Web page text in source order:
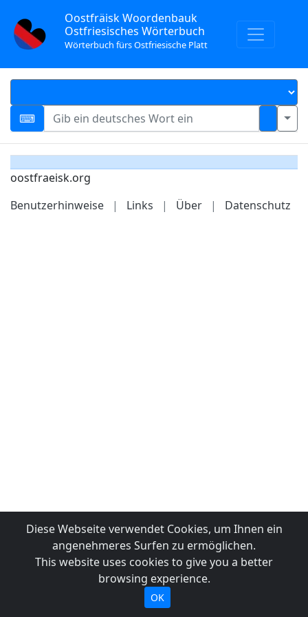
Oostfräisk Woordenbauk
Ostfriesisches Wörterbuch
Wörterbuch fürs Ostfriesische Platt
oostfraeisk.org
Benutzerhinweise
| Links | Über | Datenschutz
Diese Webseite verwendet Cookies, um Ihnen ein
angenehmeres Surfen zu ermöglichen.
This website uses cookies to give you a better
browsing experience.
OK